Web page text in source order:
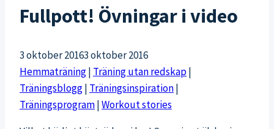
Fullpott! Övningar i video
3 oktober 20163 oktober 2016
Hemmaträning| Träning utan redskap|
Träningsblogg| Träningsinspiration|
Träningsprogram|Workout stories